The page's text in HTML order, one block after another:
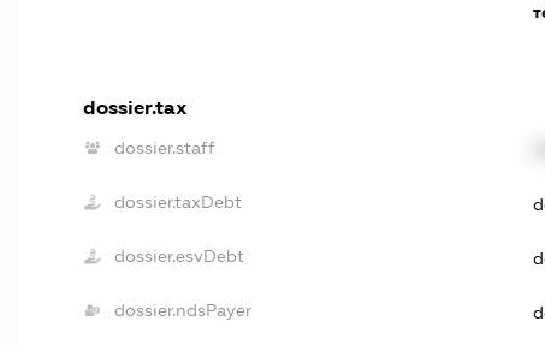
dossier.tax
dossier.staff
dossier.taxDebt
dossier.esvDebt
dossier.ndsPayer